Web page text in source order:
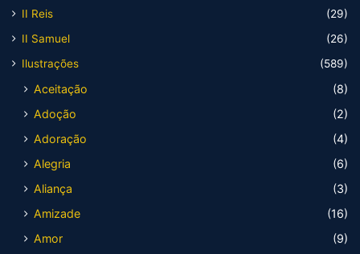
II Reis
(29)
II Samuel
(26)
Ilustrações
(589)
Aceitação
(8)
Adoção
(2)
Adoração
(4)
Alegria
(6)
Aliança
(3)
Amizade
(16)
Amor
(9)